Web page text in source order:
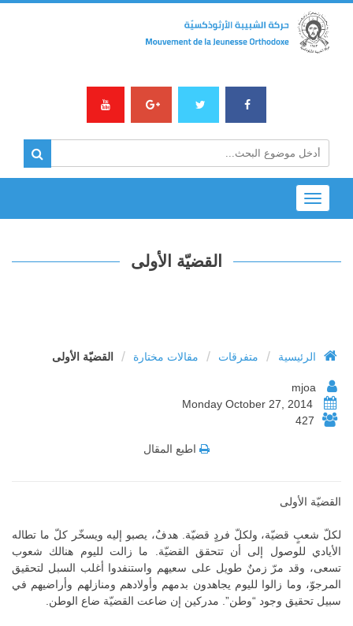
Toggle
navigation
القضيّة الأولى
الرئيسية / متفرقات / مقالات مختارة / القضيّة الأولى
427
اطبع المقال
القضيّة الأولى
لكلّ شعبٍ قضيّة، ولكلّ فردٍ قضيّة. هدفٌ، يصبو إليه ويسخّر كلّ ما تطاله
الأيادي للوصول إلى أن تتحقق القضيّة. ما زالت لليوم هنالك شعوب
تسعى، وقد مرّ زمنٌ طويل على سعيهم واستنفدوا أغلب السبل لتحقيق
المرجوّ، وما زالوا لليوم يجاهدون بدمهم وأولادهم ومنازلهم وأراضيهم في
سبيل تحقيق وجود “وطن”. مدركين إن ضاعت القضيّة ضاع الوطن.